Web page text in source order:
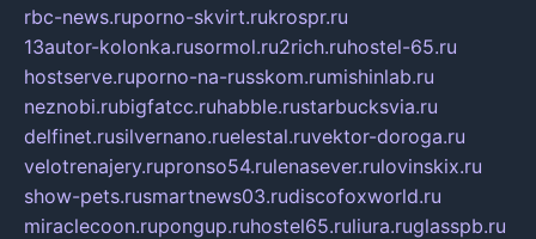
rbc-news.ruporno-skvirt.rukrospr.ru
13autor-kolonka.rusormol.ru2rich.ruhostel-65.ru
hostserve.ruporno-na-russkom.rumishinlab.ru
neznobi.rubigfatcc.ruhabble.rustarbucksvia.ru
delfinet.rusilvernano.ruelestal.ruvektor-doroga.ru
velotrenajery.rupronso54.rulenasever.rulovinskix.ru
show-pets.rusmartnews03.rudiscofoxworld.ru
miraclecoon.rupongup.ruhostel65.ruliura.ruglasspb.ru